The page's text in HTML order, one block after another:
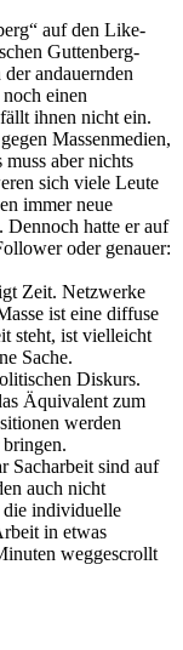
auf den Like-
Guttenberg-
andauernden
einen
ihnen nicht ein.
Massenmedien,
aber nichts
sich viele Leute
immer neue
Dennoch hatte er auf
oder genauer:
Zeit. Netzwerke
ist eine diffuse
steht, ist vielleicht
Sache.
Diskurs.
Äquivalent zum
werden
Sacharbeit sind auf
auch nicht
die individuelle
in etwas
weggescrollt